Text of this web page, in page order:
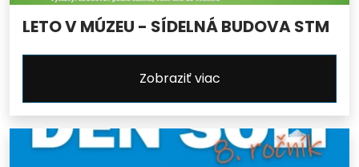
LETO V MÚZEU - SÍDELNÁ BUDOVA STM
Zobraziť viac